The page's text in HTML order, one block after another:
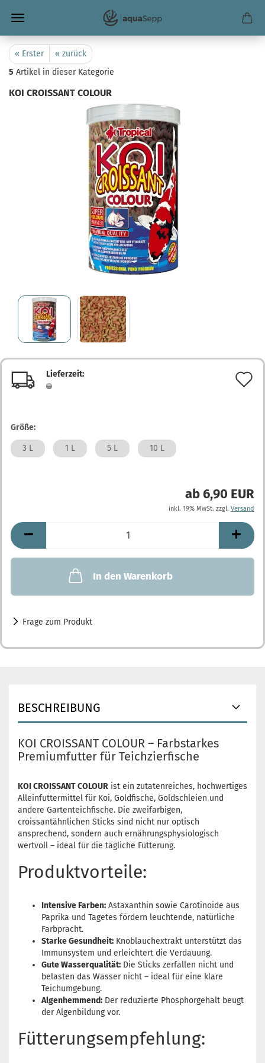
« Erster
« zurück
5 Artikel in dieser Kategorie
KOI CROISSANT COLOUR
Lieferzeit:
Größe:
3 L 1 L 5 L 10 L
ab 6,90 EUR
inkl. 19% MwSt. zzgl. Versand
In den Warenkorb
Frage zum Produkt
BESCHREIBUNG
KOI CROISSANT COLOUR – Farbstarkes
Premiumfutter für Teichzierfische
KOI CROISSANT COLOUR ist ein zutatenreiches, hochwertiges
Alleinfuttermittel für Koi, Goldfische, Goldschleien und
andere Gartenteichfische. Die zweifarbigen,
croissantähnlichen Sticks sind nicht nur optisch
ansprechend, sondern auch ernährungsphysiologisch
wertvoll – ideal für die tägliche Fütterung.
Produktvorteile:
Intensive Farben: Astaxanthin sowie Carotinoide aus
Paprika und Tagetes fördern leuchtende, natürliche
Farbpracht.
Starke Gesundheit: Knoblauchextrakt unterstützt das
Immunsystem und erleichtert die Verdauung.
Gute Wasserqualität: Die Sticks zerfallen nicht und
belasten das Wasser nicht – ideal für eine klare
Teichumgebung.
Algenhemmend: Der reduzierte Phosphorgehalt beugt
der Algenbildung vor.
Fütterungsempfehlung: